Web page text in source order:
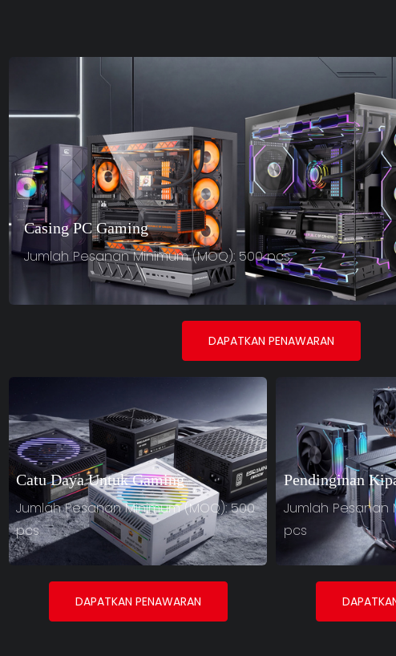
Casing PC Gaming
Jumlah Pesanan Minimum (MOQ): 500 pcs
DAPATKAN PENAWARAN
Catu Daya Untuk Gaming
Jumlah Pesanan Minimum (MOQ): 500
pcs
DAPATKAN PENAWARAN
Pendinginan
Jumlah Pesanan
pcs